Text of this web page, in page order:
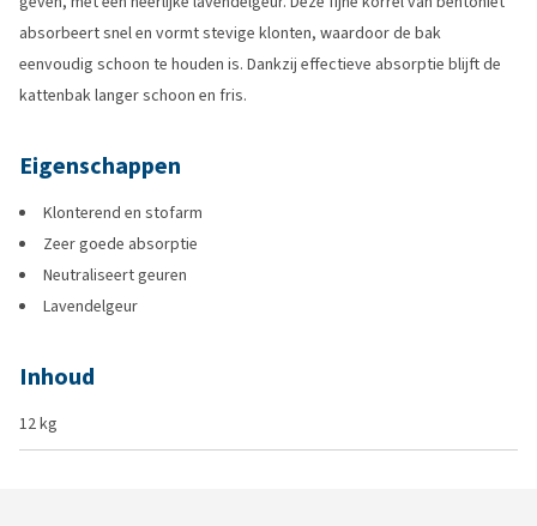
absorbeert snel en vormt stevige klonten, waardoor de bak
eenvoudig schoon te houden is. Dankzij effectieve absorptie blijft de
kattenbak langer schoon en fris.
Eigenschappen
Klonterend en stofarm
Zeer goede absorptie
Neutraliseert geuren
Lavendelgeur
Inhoud
12 kg